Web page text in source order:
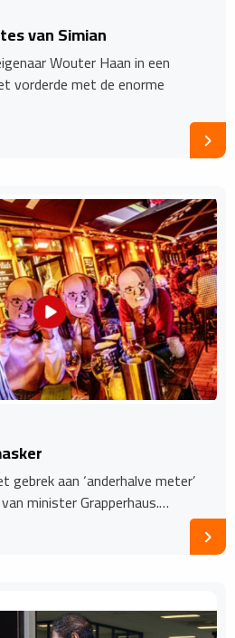
van Simian
Wouter Haan in een
vorderde met de enorme
gebrek aan ‘anderhalve meter’
minister Grapperhaus.…